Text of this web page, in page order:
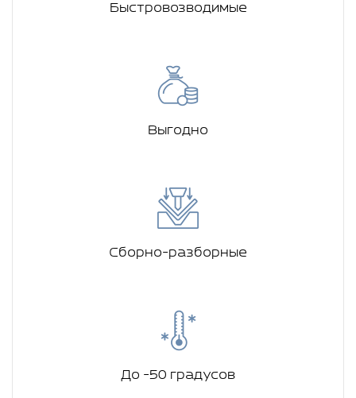
Быстровозводимые
Выгодно
Сборно-разборные
До -50 градусов